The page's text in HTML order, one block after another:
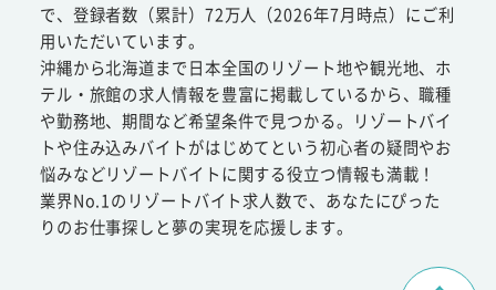
で、登録者数（累計）72万人（2026年7月時点）にご利
用いただいています。
沖縄から北海道まで日本全国のリゾート地や観光地、ホ
テル・旅館の求人情報を豊富に掲載しているから、職種
や勤務地、期間など希望条件で見つかる。リゾートバイ
トや住み込みバイトがはじめてという初心者の疑問やお
悩みなどリゾートバイトに関する役立つ情報も満載！
業界No.1のリゾートバイト求人数で、あなたにぴった
りのお仕事探しと夢の実現を応援します。